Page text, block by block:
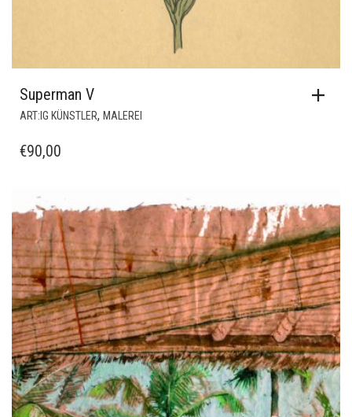
Superman V
ART:IG KÜNSTLER, MALEREI
€90,00